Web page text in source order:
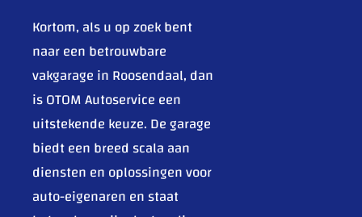
Kortom, als u op zoek bent
naar een betrouwbare
vakgarage in Roosendaal, dan
is OTOM Autoservice een
uitstekende keuze. De garage
biedt een breed scala aan
diensten en oplossingen voor
auto-eigenaren en staat